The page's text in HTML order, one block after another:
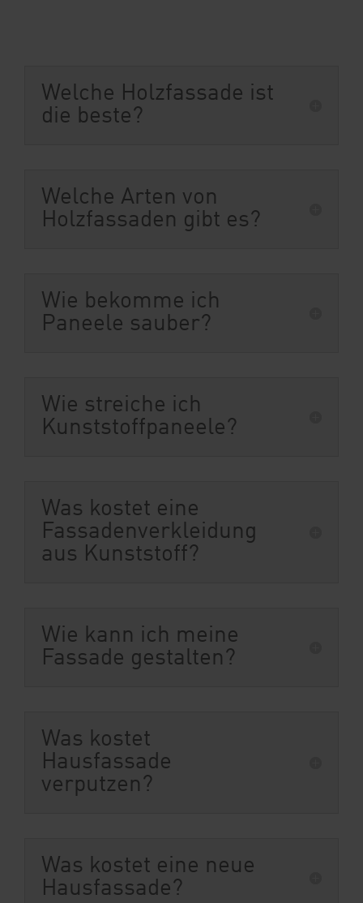
Welche Holzfassade ist
die beste?
Welche Arten von
Holzfassaden gibt es?
Wie bekomme ich
Paneele sauber?
Wie streiche ich
Kunststoffpaneele?
Was kostet eine
Fassadenverkleidung
aus Kunststoff?
Wie kann ich meine
Fassade gestalten?
Was kostet
Hausfassade
verputzen?
Was kostet eine neue
Hausfassade?